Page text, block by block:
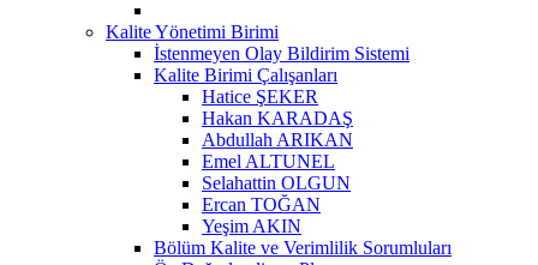
Kalite Yönetimi Birimi
İstenmeyen Olay Bildirim Sistemi
Kalite Birimi Çalışanları
Hatice ŞEKER
Hakan KARADAŞ
Abdullah ARIKAN
Emel ALTUNEL
Selahattin OLGUN
Ercan TOĞAN
Yeşim AKIN
Bölüm Kalite ve Verimlilik Sorumluları